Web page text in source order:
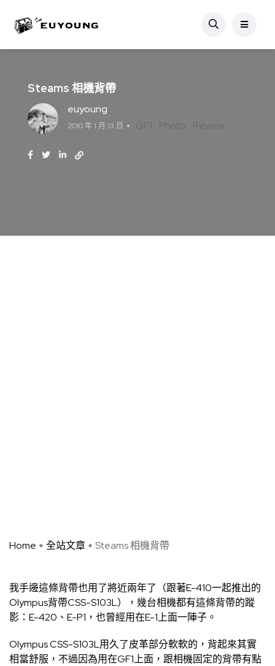
Steams 相機背帶
euyoung
2010 年 1 月 13 日 GF1 Photo Review
Home 全站文章 Steams 相機背帶
我手邊這條背帶也用了將近兩年了（跟著E-410一起推出的
Olympus背帶CSS-S103L），幾台相機都有這條背帶的蹤
影：E-420、E-P1，也曾經用在E-1上面一陣子。
Olympus CSS-S103L用久了皮革部分軟軟的，背起來其實
相當舒服，不過因為用在GF1上面，跟相機固定的背帶有點